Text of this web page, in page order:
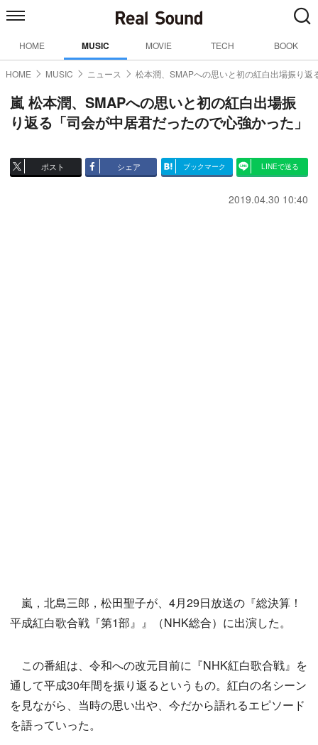
HOME MUSIC MOVIE TECH BOOK
HOME MUSIC ニュース 松本潤、SMAPへの思いと初の紅白出場振り返
嵐 松本潤、SMAPへの思いと初の紅白出場振
り返る「司会が中居君だったので心強かった」
ポスト シェア ブックマーク LINEで送る
2019.04.30 10:40
嵐，北島三郎，松田聖子が、4月29日放送の『総決算！
平成紅白歌合戦『第1部』』（NHK総合）に出演した。
この番組は、令和への改元目前に『NHK紅白歌合戦』を
通して平成30年間を振り返るというもの。紅白の名シーン
を見ながら、当時の思い出や、今だから語れるエピソード
を語っていった。